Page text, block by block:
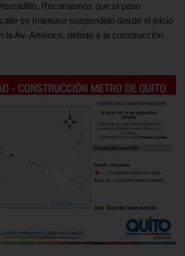
Recordamos que el paso
se mantuvo suspendido desde el inicio
la Av. América, debido a la construcción